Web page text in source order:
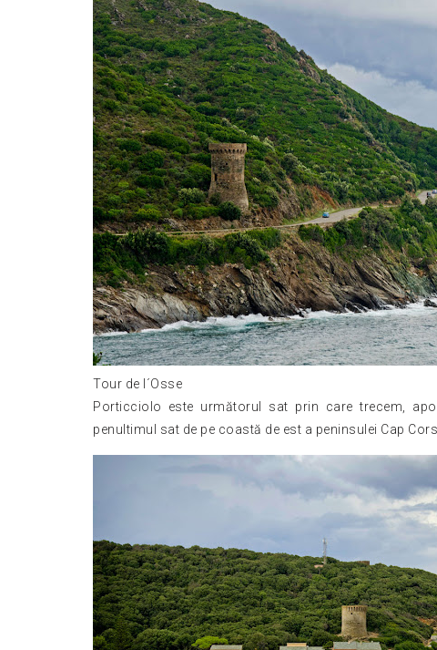
Tour de l´Osse
Porticciolo este următorul sat prin care trecem,
penultimul sat de pe coastă de est a peninsulei Cap